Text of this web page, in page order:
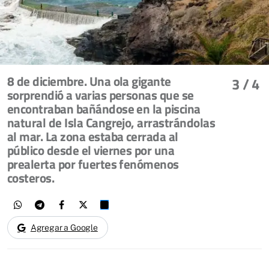
3/ 4
8 de diciembre. Una ola gigante
sorprendió a varias personas que se
encontraban bañándose en la piscina
natural de Isla Cangrejo, arrastrándolas
al mar. La zona estaba cerrada al
público desde el viernes por una
prealerta por fuertes fenómenos
costeros.
Agregar a Google